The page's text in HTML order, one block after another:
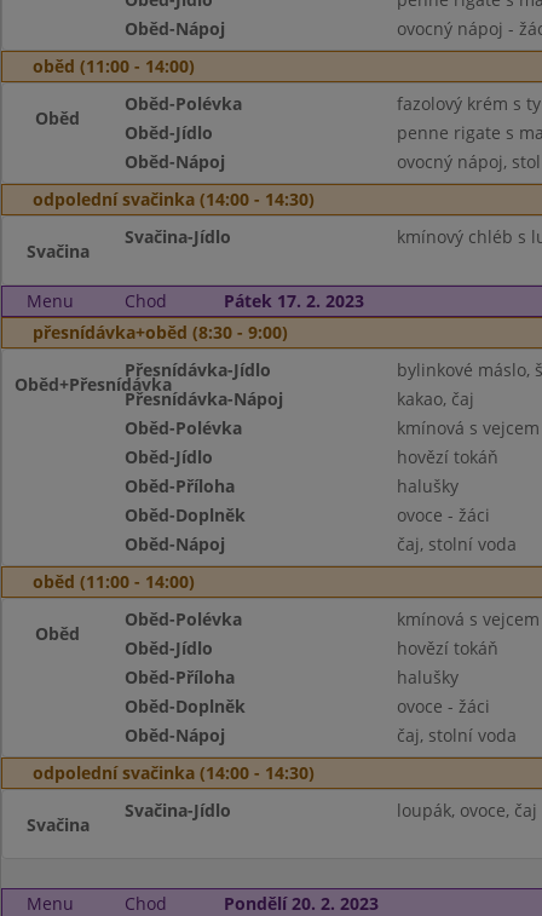
Oběd-Nápoj
ovocný nápoj -
oběd (11:00 - 14:00)
Oběd
Oběd-Polévka
fazolový krém s
Oběd-Jídlo
penne rigate s
Oběd-Nápoj
ovocný nápoj,
odpolední svačinka (14:00 - 14:30)
Svačina
Svačina-Jídlo kmínový chléb s
Menu Chod
Pátek 17. 2. 2023
přesnídávka+oběd (8:30 - 9:00)
Oběd+Přesnídávka
Přesnídávka-Jídlo
bylinkové máslo,
Přesnídávka-Nápoj
kakao, čaj
Oběd-Polévka
kmínová s vejcem
Oběd-Jídlo
hovězí tokáň
Oběd-Příloha
halušky
Oběd-Doplněk
ovoce - žáci
Oběd-Nápoj
čaj, stolní voda
oběd (11:00 - 14:00)
Oběd
Oběd-Polévka
kmínová s vejcem
Oběd-Jídlo
hovězí tokáň
Oběd-Příloha
halušky
Oběd-Doplněk
ovoce - žáci
Oběd-Nápoj
čaj, stolní voda
odpolední svačinka (14:00 - 14:30)
Svačina
Svačina-Jídlo loupák, ovoce, čaj
Menu Chod
Pondělí 20. 2. 2023